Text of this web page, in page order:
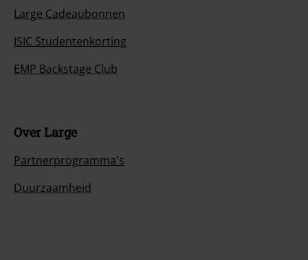
Large Cadeaubonnen
ISIC Studentenkorting
EMP Backstage Club
Over Large
Partnerprogramma's
Duurzaamheid